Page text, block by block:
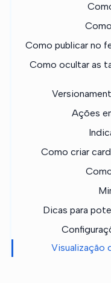
Como publicar no
Como ocultar as
Ações
Como criar
Dicas para
Visualização